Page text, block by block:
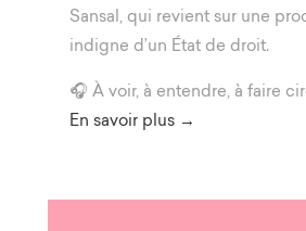
Sansal, qui revient sur une
indigne d’un État de droit.
🎧 À voir, à entendre, à faire
En savoir plus →